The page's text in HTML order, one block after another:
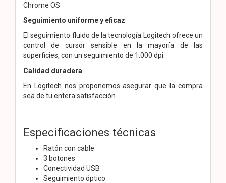
Chrome OS
Seguimiento uniforme y eficaz
El seguimiento fluido de la tecnología Logitech ofrece un
control de cursor sensible en la mayoría de las
superficies, con un seguimiento de 1.000 dpi.
Calidad duradera
En Logitech nos proponemos asegurar que la compra
sea de tu entera satisfacción.
Especificaciones técnicas
Ratón con cable
3 botones
Conectividad USB
Seguimiento óptico